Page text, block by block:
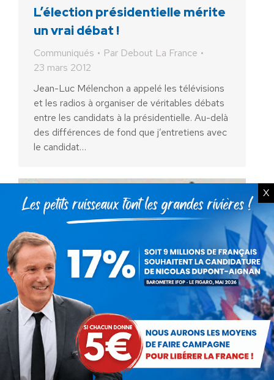
L’élection présidentielle mérite
un vrai débat !
Communiqués Par Debout La France
23 mars 2012
Jean-Luc Mélenchon a appelé les télévisions
et les radios à organiser de véritables débats
entre les candidats à la présidentielle. Au-delà
des différences de fond que j’entretiens avec
le candidat…
NDA à la rencontre de Français
X